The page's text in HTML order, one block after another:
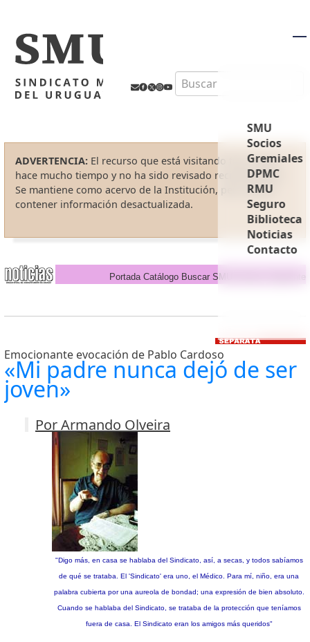
Search
SMU
Socios
Gremiales
DPMC
RMU
Seguro
Biblioteca
Noticias
Contacto
ADVERTENCIA: El recurso que está visitando fue creado
hace mucho tiempo y no ha sido revisado recientemente.
Se mantiene como acervo de la Institución, pero puede
contener información desactualizada.
Portada Catálogo Buscar SMU
Emocionante evocación de Pablo Cardoso
«Mi padre nunca dejó de ser
joven»
Por Armando Olveira
"Digo más, en casa se hablaba del Sindicato, así, a secas, y todos sabíamos
de qué se trataba. El 'Sindicato' era uno, el Médico. Para mí, niño, era una
palabra cubierta por una aureola de bondad; una expresión de bien absoluto.
Cuando se hablaba del Sindicato, se trataba de la protección que teníamos
fuera de casa. El Sindicato eran los amigos más queridos"